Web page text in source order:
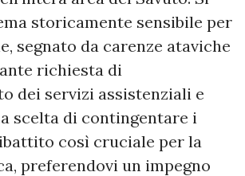
storicamente sensibile per
segnato da carenze ataviche
richiesta di
dei servizi assistenziali e
scelta di contingentare i
così cruciale per la
preferendovi un impegno